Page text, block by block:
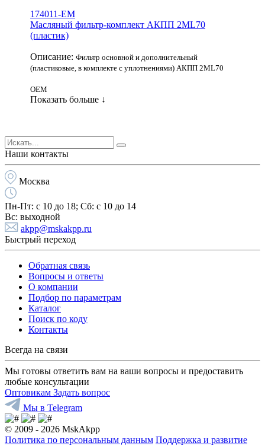
174011-EM
Масляный фильтр-комплект АКПП 2ML70
(пластик)
Описание: Фильтр основной и дополнительный
(пластиковые, в комплекте с уплотнениями) АКПП 2ML70
OEM
Показать больше ↓
Наши контакты
Москва
Пн-Пт: с 10 до 18; Cб: с 10 до 14
Вс: выходной
akpp@mskakpp.ru
Быстрый переход
Обратная связь
Вопросы и ответы
О компании
Подбор по параметрам
Каталог
Поиск по коду
Контакты
Всегда на связи
Мы готовы ответить вам на ваши вопросы и предоставить
любые консультации
Оптовикам Задать вопрос
Мы в Telegram
© 2009 - 2026 MskAkpp
Политика по персональным данным Поддержка и развитие